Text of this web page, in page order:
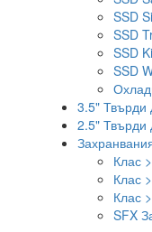
SSD
SSD
SSD
SSD
3.5" Твърди
2.5" Твърди
Клас
Клас
Клас
SFX